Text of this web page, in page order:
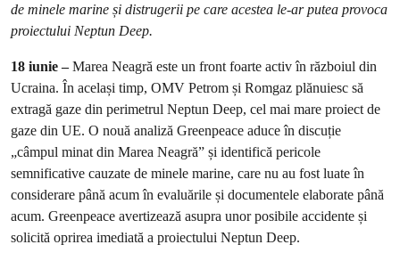
de minele marine și distrugerii pe care acestea le-ar putea provoca
proiectului Neptun Deep.
18 iunie –Marea Neagră este un front foarte activ în războiul din
Ucraina. În același timp, OMV Petrom și Romgaz plănuiesc să
extragă gaze din perimetrul Neptun Deep, cel mai mare proiect de
gaze din UE. O nouă analiză Greenpeace aduce în discuție
„câmpul minat din Marea Neagră” și identifică pericole
semnificative cauzate de minele marine, care nu au fost luate în
considerare până acum în evaluările și documentele elaborate până
acum. Greenpeace avertizează asupra unor posibile accidente și
solicită oprirea imediată a proiectului Neptun Deep.